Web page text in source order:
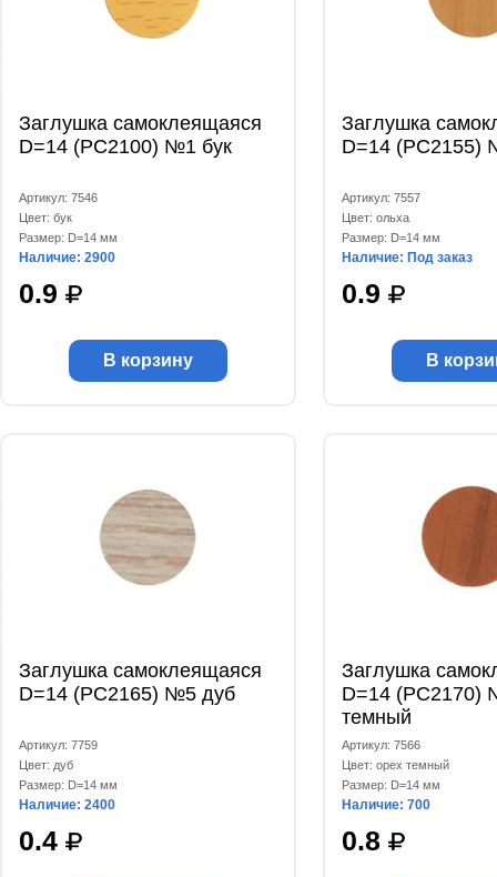
Заглушка самоклеящаяся
D=14 (РС2100) №1 бук
Артикул: 7546
Цвет: бук
Размер: D=14 мм
Наличие: 2900
0.9
В корзину
Заглушка
D=14 (РС2155)
Артикул: 7557
Цвет: ольха
Размер: D=14 мм
Наличие: Под заказ
0.9
В
Заглушка самоклеящаяся
D=14 (РС2165) №5 дуб
Артикул: 7759
Цвет: дуб
Размер: D=14 мм
Наличие: 2400
0.4
Заглушка
D=14 (РС2170)
темный
Артикул: 7566
Цвет: орех темный
Размер: D=14 мм
Наличие: 700
0.8